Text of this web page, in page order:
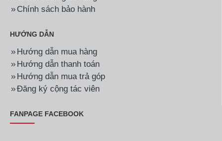
Chính sách bảo hành
HƯỚNG DẪN
Hướng dẫn mua hàng
Hướng dẫn thanh toán
Hướng dẫn mua trả góp
Đăng ký cộng tác viên
FANPAGE FACEBOOK